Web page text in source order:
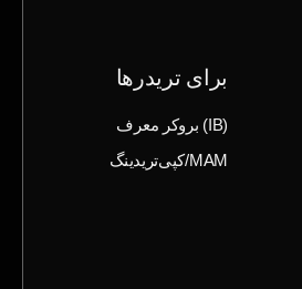
برای تریدرها
(IB) بروکر معرف
MAM/کپی‌تریدینگ